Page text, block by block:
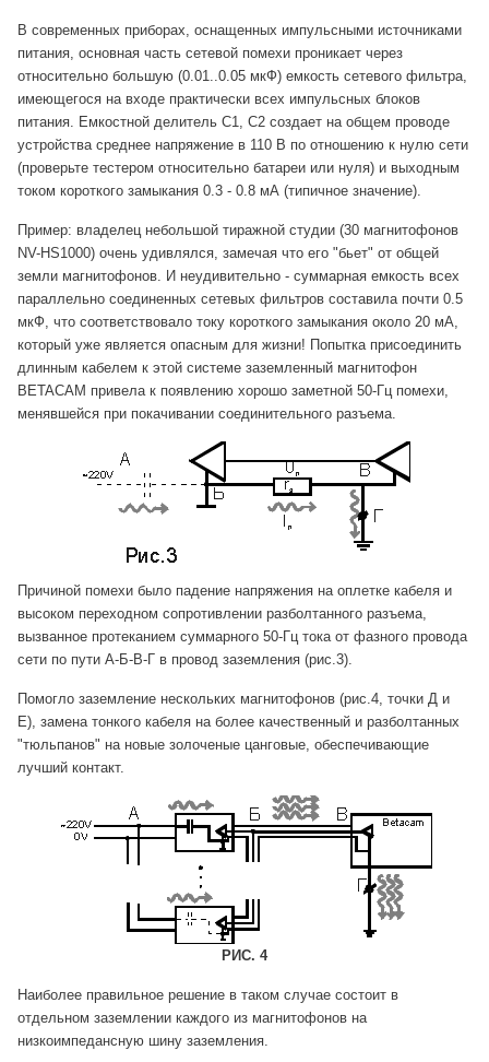
В современных приборах, оснащенных импульсными источниками
питания, основная часть сетевой помехи проникает через
относительно большую (0.01..0.05 мкФ) емкость сетевого фильтра,
имеющегося на входе практически всех импульсных блоков
питания. Емкостной делитель С1, С2 создает на общем проводе
устройства среднее напряжение в 110 В по отношению к нулю сети
(проверьте тестером относительно батареи или нуля) и выходным
током короткого замыкания 0.3 - 0.8 мА (типичное значение).
Пример: владелец небольшой тиражной студии (30 магнитофонов
NV-HS1000) очень удивлялся, замечая что его "бьет" от общей
земли магнитофонов. И неудивительно - суммарная емкость всех
параллельно соединенных сетевых фильтров составила почти 0.5
мкФ, что соответствовало току короткого замыкания около 20 мА,
который уже является опасным для жизни! Попытка присоединить
длинным кабелем к этой системе заземленный магнитофон
BETACAM привела к появлению хорошо заметной 50-Гц помехи,
менявшейся при покачивании соединительного разъема.
Причиной помехи было падение напряжения на оплетке кабеля и
высоком переходном сопротивлении разболтанного разъема,
вызванное протеканием суммарного 50-Гц тока от фазного провода
сети по пути А-Б-В-Г в провод заземления (рис.3).
Помогло заземление нескольких магнитофонов (рис.4, точки Д и
Е), замена тонкого кабеля на более качественный и разболтанных
"тюльпанов" на новые золоченые цанговые, обеспечивающие
лучший контакт.
РИС. 4
Наиболее правильное решение в таком случае состоит в
отдельном заземлении каждого из магнитофонов на
низкоимпедансную шину заземления.